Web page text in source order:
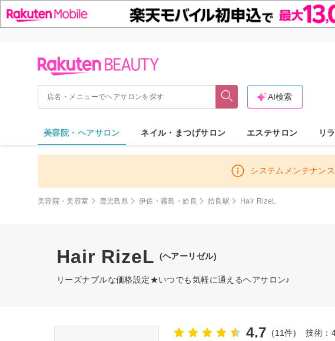
AI検索
美容院・ヘアサロン ネイル・まつげサロン エステサロン リ
システムメンテナン
美容院・美容室 鹿児島県 伊佐・霧島・姶良 姶良駅 Hair RizeL
Hair RizeL (ヘアーリゼル)
リーズナブルな価格設定★いつでも気軽に通えるヘアサロン♪
4.7 (11件) 技術：